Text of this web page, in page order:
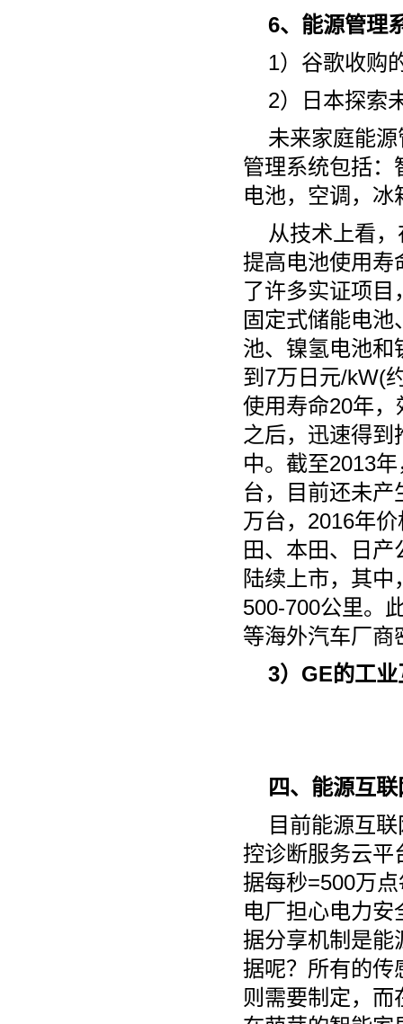
6、能源管理
1）谷歌收购
2）日本探索
未来家庭能
管理系统包括：
电池，空调，
从技术上看
提高电池使用寿
了许多实证项
固定式储能电
池、镍氢电池和
到7万日元/kW(
使用寿命20年
之后，迅速得
中。截至2013
台，目前还未产
万台，2016年
田、本田、日
陆续上市，其
500-700公里。
等海外汽车厂商
3）GE的工
四、能源互
目前能源互
控诊断服务云平
据每秒=500万
电厂担心电力
据分享机制是能
据呢？所有的传
则需要制定，